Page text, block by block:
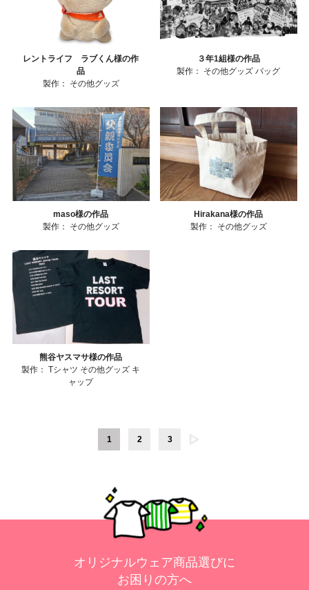
レントライフ ラブくん様の作
品
製作：
その他グッズ
３年1組様の作品
製作： その他グッズ バッグ
maso様の作品
製作：
その他グッズ
Hirakana様の作品
製作：
その他グッズ
熊谷ヤスマサ様の作品
製作： Tシャツ その他グッズ キ
ャップ
1 2 3
オリジナルウェア商品選びに
お困りの方へ